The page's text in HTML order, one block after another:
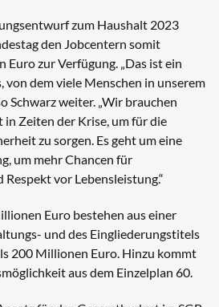
zum Haushalt 2023
den Jobcentern somit
zur Verfügung. „Das ist ein
von dem viele Menschen in unserem
Schwarz weiter. „Wir brauchen
in Zeiten der Krise, um für die
zu sorgen. Es geht um eine
um mehr Chancen für
vor Lebensleistung.“
Euro bestehen aus einer
und des Eingliederungstitels
200 Millionen Euro. Hinzu kommt
aus dem Einzelplan 60.